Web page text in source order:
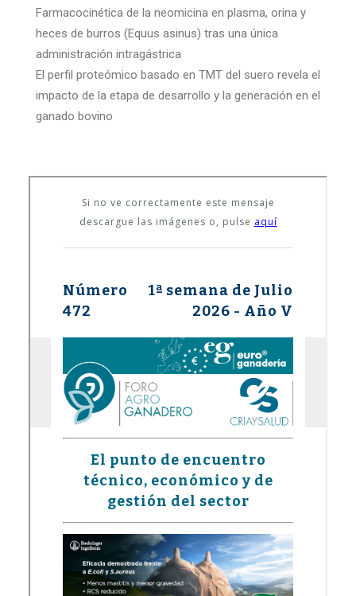
Farmacocinética de la neomicina en plasma, orina y
heces de burros (Equus asinus) tras una única
administración intragástrica
El perfil proteómico basado en TMT del suero revela el
impacto de la etapa de desarrollo y la generación en el
ganado bovino